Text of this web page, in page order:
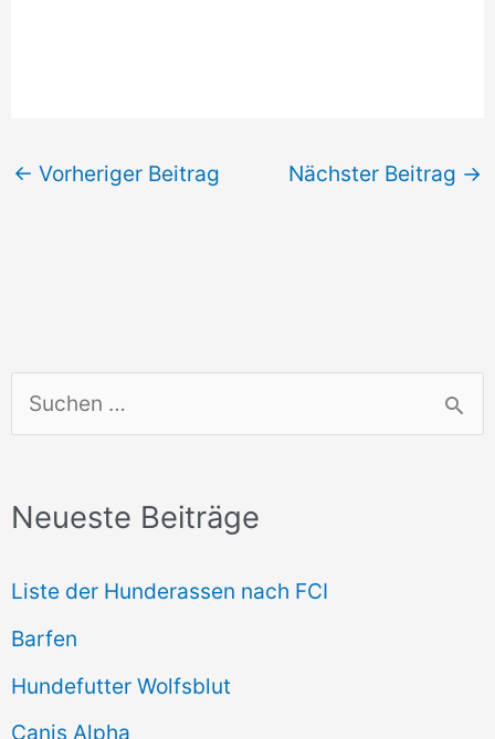
u
h
n
n
a
c
Neueste Beiträge
Liste der Hunderassen nach FCI
Barfen
Hundefutter Wolfsblut
Canis Alpha
← Vorheriger Beitrag Nächster Beitrag →